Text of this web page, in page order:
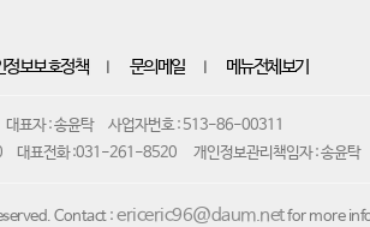
정보보호정책 문의메일 메뉴전체보기
대표자 : 송윤탁
사업자번호 : 513-86-00311
대표전화 :031-261-8520 개인정보관리책임자 : 송윤탁
Contact :ericeric96@daum.netfor more